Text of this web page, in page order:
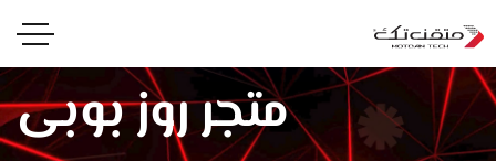
متجر روز بوبى